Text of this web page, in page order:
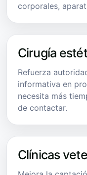
corporales,
Cirugía
Refuerza
informativa en
necesita más
de contactar.
Clínicas